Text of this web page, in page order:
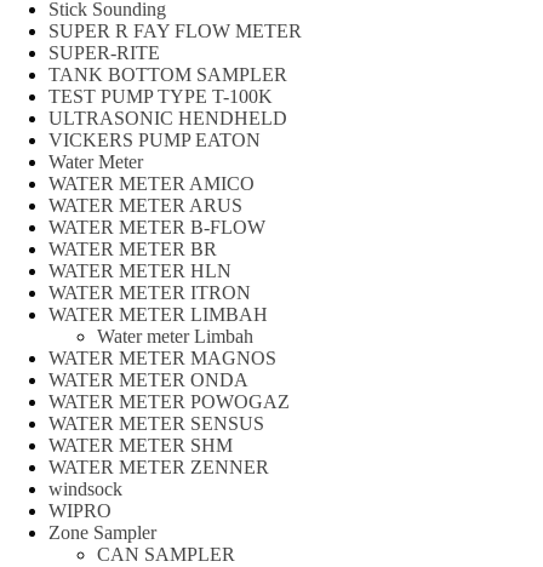
Stick Sounding
SUPER R FAY FLOW METER
SUPER-RITE
TANK BOTTOM SAMPLER
TEST PUMP TYPE T-100K
ULTRASONIC HENDHELD
VICKERS PUMP EATON
Water Meter
WATER METER AMICO
WATER METER ARUS
WATER METER B-FLOW
WATER METER BR
WATER METER HLN
WATER METER ITRON
WATER METER LIMBAH
Water meter Limbah
WATER METER MAGNOS
WATER METER ONDA
WATER METER POWOGAZ
WATER METER SENSUS
WATER METER SHM
WATER METER ZENNER
windsock
WIPRO
Zone Sampler
CAN SAMPLER